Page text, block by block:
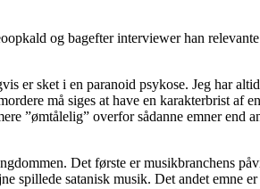
og bagefter interviewer han
er sket i en paranoid psykose. Jeg har
må siges at have en karakterbrist af
”ømtålelig” overfor sådanne emner
Det første er musikbranchens
satanisk musik. Det andet emne